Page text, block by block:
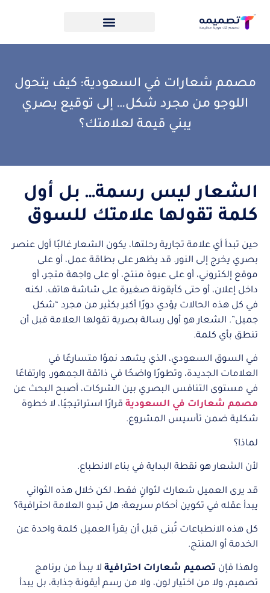
مصمم شعارات في السعودية: كيف يتحول
اللوجو من مجرد شكل… إلى توقيع بصري
يبني قيمة لعلامتك؟
الشعار ليس رسمة… بل أول
كلمة تقولها علامتك للسوق
حين تبدأ أي علامة تجارية رحلتها، يكون الشعار غالبًا أول عنصر
بصري يخرج إلى النور. قد يظهر على بطاقة عمل، أو على
موقع إلكتروني، أو على عبوة منتج، أو على واجهة متجر، أو
داخل إعلان، أو حتى كأيقونة صغيرة على شاشة هاتف. لكنه
في كل هذه الحالات يؤدي دورًا أكبر بكثير من مجرد “شكل
جميل”. الشعار هو أول رسالة بصرية تقولها العلامة قبل أن
تنطق بأي كلمة.
في السوق السعودي، الذي يشهد نموًا متسارعًا في
العلامات الجديدة، وتطورًا واضحًا في ذائقة الجمهور، وارتفاعًا
في مستوى التنافس البصري بين الشركات، أصبح البحث عن
مصمم شعارات في السعودية قرارًا استراتيجيًا، لا خطوة
شكلية ضمن تأسيس المشروع.
لماذا؟
لأن الشعار هو نقطة البداية في بناء الانطباع.
قد يرى العميل شعارك لثوانٍ فقط، لكن خلال هذه الثواني
يبدأ عقله في تكوين أحكام سريعة: هل تبدو العلامة احترافية؟
كل هذه الانطباعات تُبنى قبل أن يقرأ العميل كلمة واحدة عن
الخدمة أو المنتج.
ولهذا فإن تصميم شعارات احترافية لا يبدأ من برنامج
تصميم، ولا من اختيار لون، ولا من رسم أيقونة جذابة، بل يبدأ